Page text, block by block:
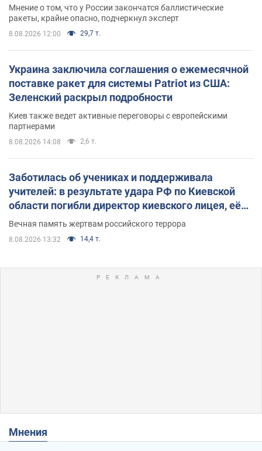
Мнение о том, что у России закончатся баллистические
ракеты, крайне опасно, подчеркнул эксперт
8.08.2026 12:00 29,7 т.
Украина заключила соглашения о ежемесячной
поставке ракет для системы Patriot из США:
Зеленский раскрыл подробности
Киев также ведет активные переговоры с европейскими
партнерами
8.08.2026 14:08 2,6 т.
Заботилась об учениках и поддерживала
учителей: в результате удара РФ по Киевской
области погибли директор киевского лицея, её
муж и внук
Вечная память жертвам российского террора
8.08.2026 13:32 14,4 т.
Мнения